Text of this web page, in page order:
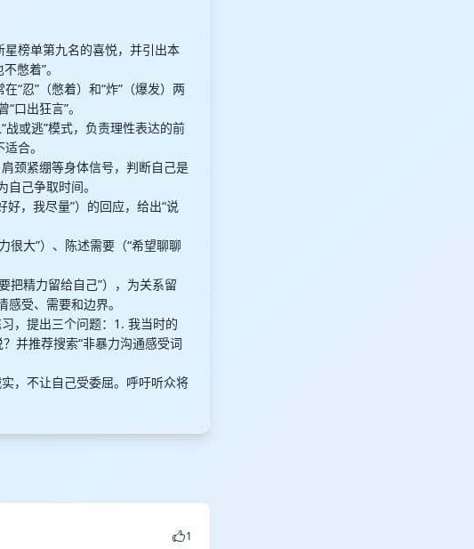
榜单第九名的喜悦，并引出本
憋着”。
“忍”（憋着）和“炸”（爆发）两
口出狂言”。
或逃”模式，负责理性表达的前
合。
颈紧绷等身体信号，判断自己是
己争取时间。
好，我尽量”）的回应，给出“说
很大”）、陈述需要（“希望聊聊
把精力留给自己”），为关系留
受、需要和边界。
，提出三个问题：1. 我当时的
并推荐搜索“非暴力沟通感受词
，不让自己受委屈。呼吁听众将
1